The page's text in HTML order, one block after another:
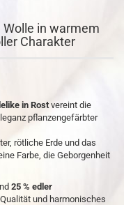
in warmem
Charakter
in Rostvereint die
pflanzengefärbter
rötliche Erde und das
Farbe, die Geborgenheit
25 % edler
und harmonisches